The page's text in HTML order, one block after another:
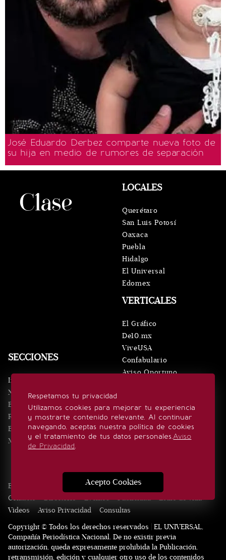
José Eduardo Derbez comparte nueva foto de
su hija en medio de rumores de separación
Respetamos tu privacidad
Utilizamos cookies para mejorar tu experiencia
y mostrarte contenido relevante. Al continuar
navegando, aceptas nuestra política de cookies
y el tratamiento de tus datos personales.Aviso
de Privacidad.
Acepto Cookies
SECCIONES
Inicio
Noticias
Eventos
Realeza
Estilo de vida
Minuto x Minuto
VERTICALES
El Gráfico
De10.mx
ViveUSA
Confabulario
Aviso Oportuno
LOCALES
Querétaro
San Luis Potosí
Oaxaca
Puebla
Hidalgo
El Universal
Edomex
SÍGUENOS
Edición Impresa Noticias Quiénes somos
Contacto
Directorio Eventos Publicidad
Estilo de vida
Videos
Aviso Privacidad
Consultas
Copyright © Todos los derechos reservados | EL UNIVERSAL,
Compañía Periodística Nacional. De no existir previa
autorización, queda expresamente prohibida la Publicación,
retransmisión, edición y cualquier otro uso de los contenidos